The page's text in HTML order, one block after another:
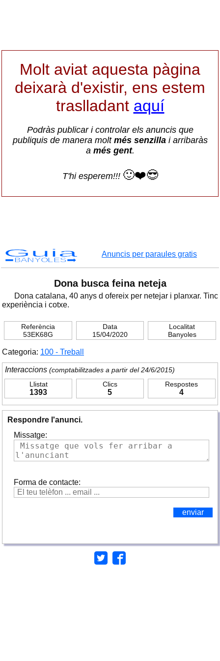
Molt aviat aquesta pàgina
deixarà d'existir, ens estem
traslladant aquí
Podràs publicar i controlar els anuncis que
publiquis de manera molt més senzillai arribaràs
a més gent.
T'hi esperem!!! 🙂❤️😎
Guia
BANYOLES
Anuncis per paraules gratis
Dona busca feina neteja
Dona catalana, 40 anys d ofereix per netejar i planxar. Tinc
experiència i cotxe.
Referència
53EK68G
Data
15/04/2020
Localitat
Banyoles
Categoria: 100 - Treball
Interaccions (comptabilitzades a partir del 24/6/2015)
Llistat
1393
Clics
5
Respostes
4
Respondre l'anunci.
Missatge:
Forma de contacte: